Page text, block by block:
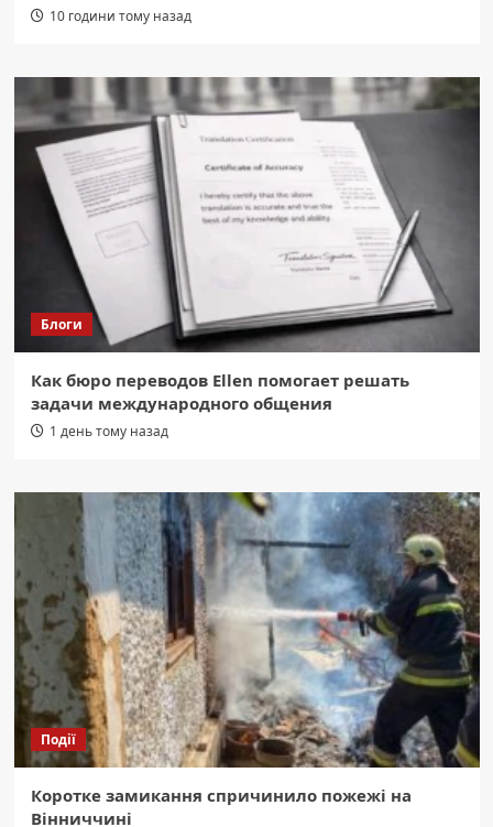
10 години тому назад
Блоги
Как бюро переводов Ellen помогает решать
задачи международного общения
1 день тому назад
Події
Коротке замикання спричинило пожежі на
Вінниччині